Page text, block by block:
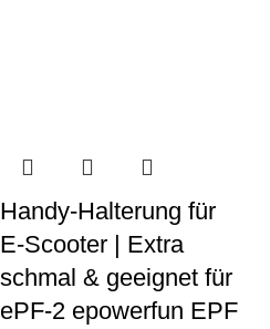
Handy-Halterung für
E-Scooter | Extra
schmal & geeignet für
ePF-2 epowerfun EPF